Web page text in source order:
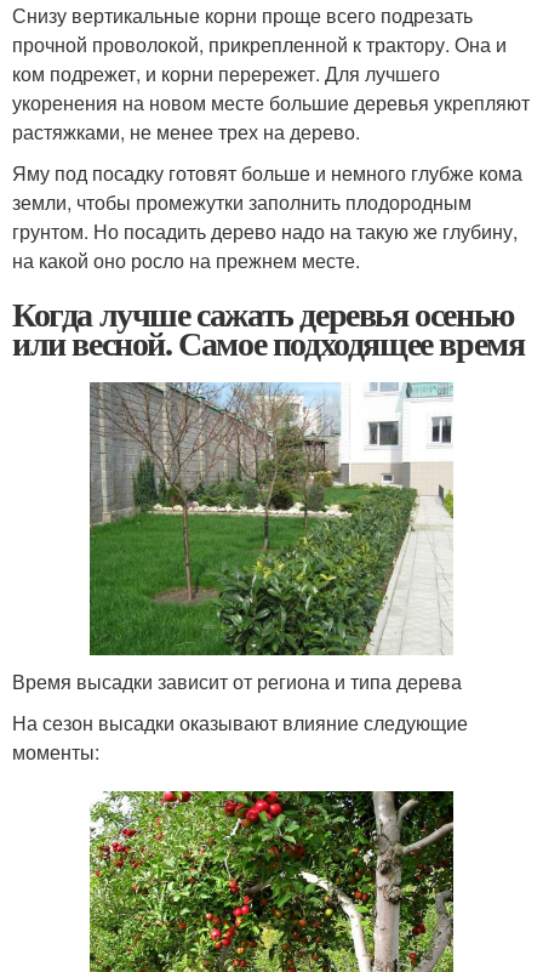
Снизу вертикальные корни проще всего подрезать
прочной проволокой, прикрепленной к трактору. Она и
ком подрежет, и корни перережет. Для лучшего
укоренения на новом месте большие деревья укрепляют
растяжками, не менее трех на дерево.
Яму под посадку готовят больше и немного глубже кома
земли, чтобы промежутки заполнить плодородным
грунтом. Но посадить дерево надо на такую же глубину,
на какой оно росло на прежнем месте.
Когда лучше сажать деревья осенью
или весной. Самое подходящее время
Время высадки зависит от региона и типа дерева
На сезон высадки оказывают влияние следующие
моменты: